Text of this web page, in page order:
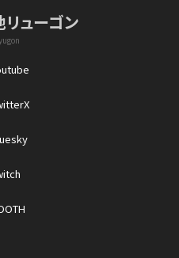
ューゴン